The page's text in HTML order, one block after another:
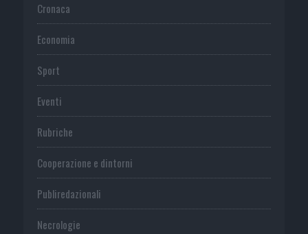
Cronaca
Economia
Sport
Eventi
Rubriche
Cooperazione e dintorni
Publiredazionali
Necrologie